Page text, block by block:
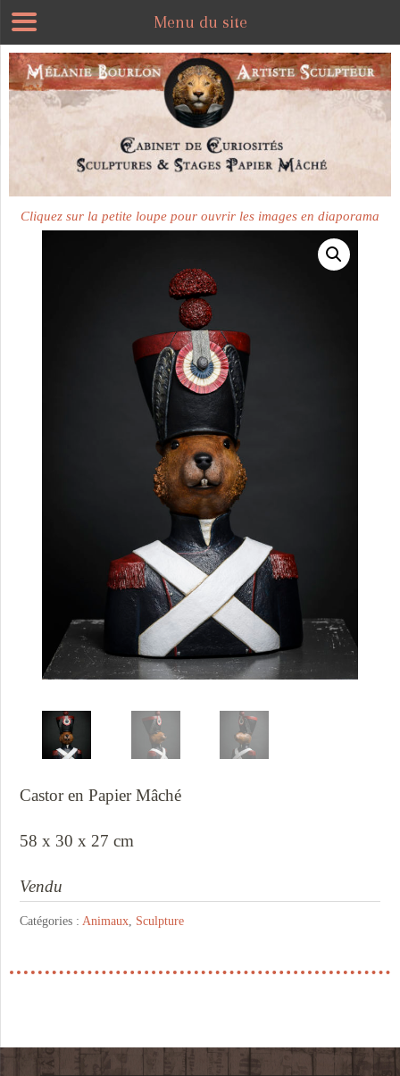
Plus disponible
Cliquez sur la petite loupe pour ouvrir les images en diaporama
Castor en Papier Mâché
58 x 30 x 27 cm
Vendu
Catégories :Animaux, Sculpture
Menu du site